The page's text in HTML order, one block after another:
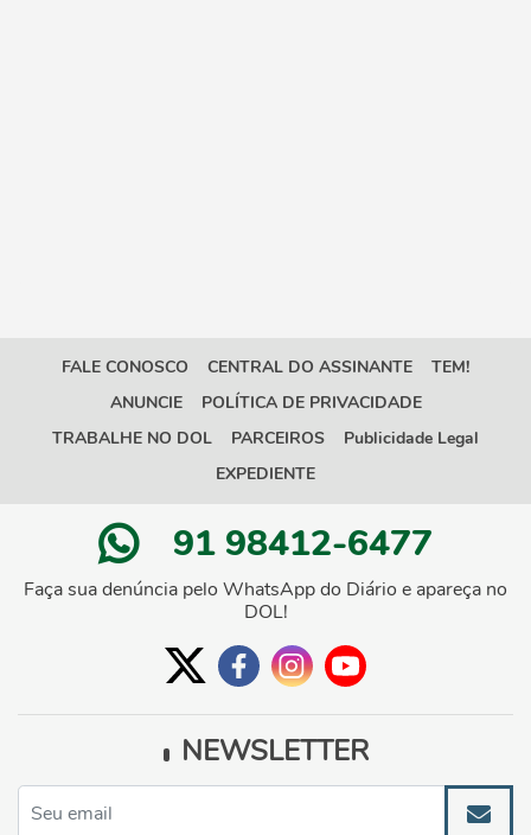
FALE CONOSCO CENTRAL DO ASSINANTE
TEM!
ANUNCIE
POLÍTICA DE PRIVACIDADE
TRABALHE NO DOL
PARCEIROS
Publicidade Legal
EXPEDIENTE
91 98412-6477
Faça sua denúncia pelo WhatsApp do Diário e apareça no
DOL!
NEWSLETTER